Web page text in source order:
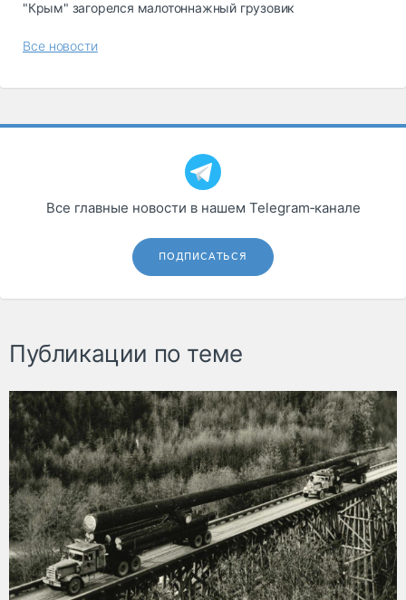
"Крым" загорелся малотоннажный грузовик
Все новости
Все главные новости в нашем Telegram‑канале
ПОДПИСАТЬСЯ
Публикации по теме